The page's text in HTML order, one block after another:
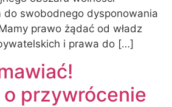
do swobodnego dysponowania
prawo żądać od władz
i prawa do […]
przywrócenie